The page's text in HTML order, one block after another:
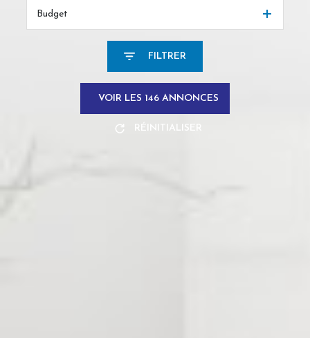
Budget
FILTRER
VOIR LES 146 ANNONCES
RÉINITIALISER